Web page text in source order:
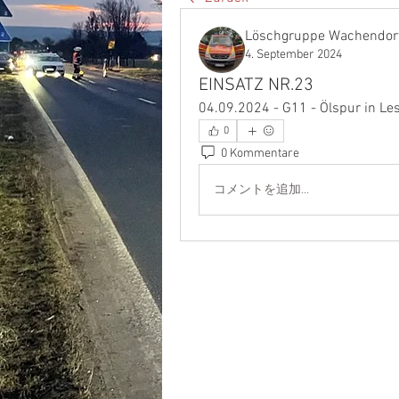
Löschgruppe
4. September 2024
EINSATZ NR.23
04.09.2024 - G11 - Ölspur in
0
0 Kommentare
コメントを追加…